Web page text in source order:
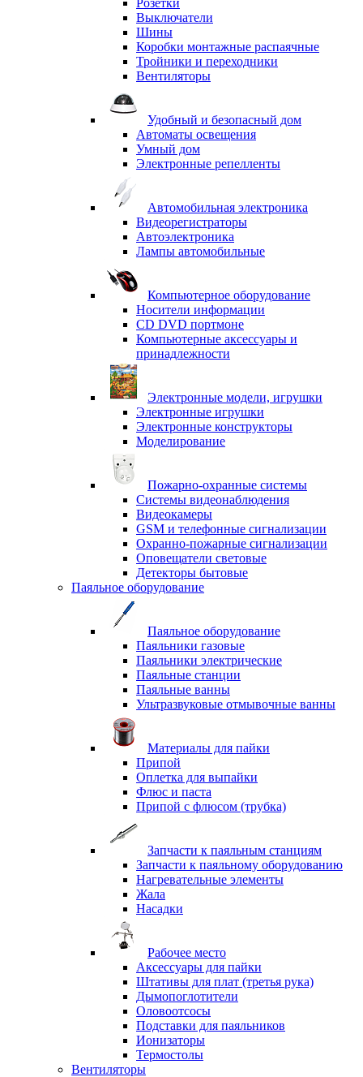
Розетки
Выключатели
Шины
Коробки монтажные распаячные
Тройники и переходники
Вентиляторы
Удобный и безопасный дом
Автоматы освещения
Умный дом
Электронные репелленты
Автомобильная электроника
Видеорегистраторы
Автоэлектроника
Лампы автомобильные
Компьютерное оборудование
Носители информации
CD DVD портмоне
Компьютерные аксессуары и
принадлежности
Электронные модели, игрушки
Электронные игрушки
Электронные конструкторы
Моделирование
Пожарно-охранные системы
Системы видеонаблюдения
Видеокамеры
GSM и телефонные сигнализации
Охранно-пожарные сигнализации
Оповещатели световые
Детекторы бытовые
Паяльное оборудование
Паяльное оборудование
Паяльники газовые
Паяльники электрические
Паяльные станции
Паяльные ванны
Ультразвуковые отмывочные ванны
Материалы для пайки
Припой
Оплетка для выпайки
Флюс и паста
Припой с флюсом (трубка)
Запчасти к паяльным станциям
Запчасти к паяльному оборудованию
Нагревательные элементы
Жала
Насадки
Рабочее место
Аксессуары для пайки
Штативы для плат (третья рука)
Дымопоглотители
Оловоотсосы
Подставки для паяльников
Ионизаторы
Термостолы
Вентиляторы